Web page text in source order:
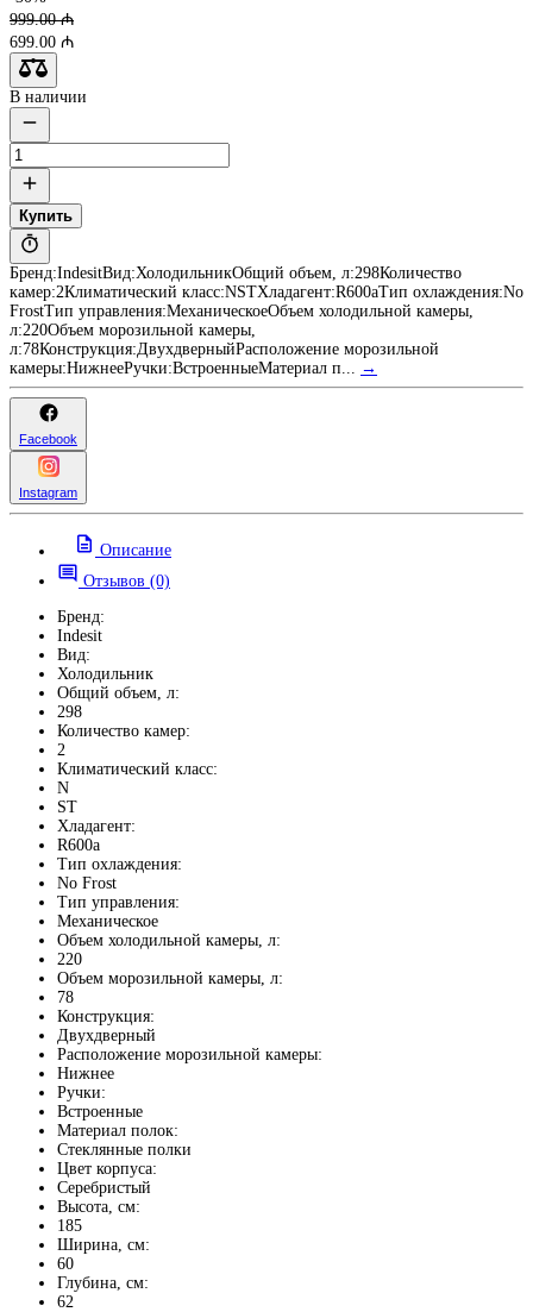
999.00 ₼
699.00 ₼
В наличии
Купить
Бренд:IndesitВид:ХолодильникОбщий объем, л:298Количество
камер:2Климатический класс:NSTХладагент:R600aТип охлаждения:No
FrostТип управления:МеханическоеОбъем холодильной камеры,
л:220Объем морозильной камеры,
л:78Конструкция:ДвухдверныйРасположение морозильной
камеры:НижнееРучки:ВстроенныеМатериал п...
→
Facebook
Instagram
Описание
Отзывов (0)
Бренд:
Indesit
Вид:
Холодильник
Общий объем, л:
298
Количество камер:
2
Климатический класс:
N
ST
Хладагент:
R600a
Тип охлаждения:
No Frost
Тип управления:
Механическое
Объем холодильной камеры, л:
220
Объем морозильной камеры, л:
78
Конструкция:
Двухдверный
Расположение морозильной камеры:
Нижнее
Ручки:
Встроенные
Материал полок:
Стеклянные полки
Цвет корпуса:
Серебристый
Высота, см:
185
Ширина, см:
60
Глубина, см:
62